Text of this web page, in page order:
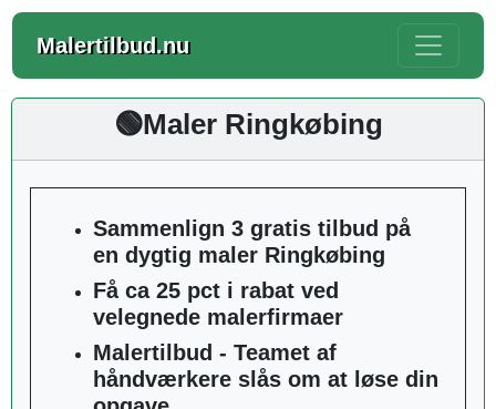
Malertilbud.nu
🟢Maler Ringkøbing
Sammenlign 3 gratis tilbud på
en dygtig maler Ringkøbing
Få ca 25 pct i rabat ved
velegnede malerfirmaer
Malertilbud - Teamet af
håndværkere slås om at løse din